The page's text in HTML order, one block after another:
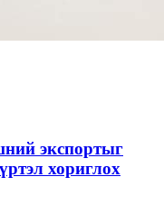
экспортыг
хориглох